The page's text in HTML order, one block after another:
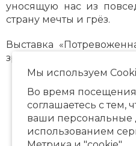
уносящую нас из
страну мечты и грёз.
Выставка
зрителя в это
Мы используем
Во время
соглашаетесь с тем,
ваши персональные
использованием